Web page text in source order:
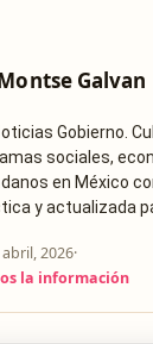
Galvan
Gobierno.
sociales,
en México
y actualizada
2026·
la información